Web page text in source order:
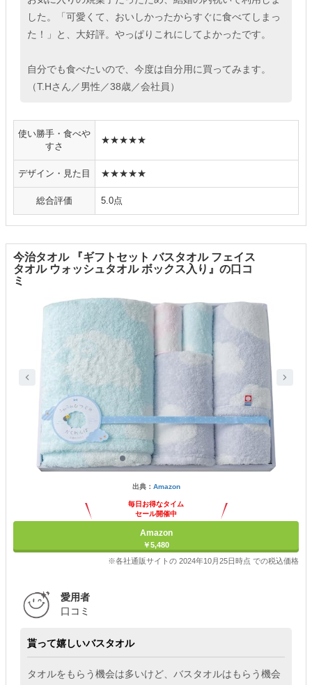
した。「可愛くて、おいしかったからすぐに食べてしまっ
た！」と、大好評。やっぱりこれにしてよかったです。
自分でも食べたいので、今度は自分用に買ってみます。
（T.Hさん／男性／38歳／会社員）
使い勝手・食べや
すさ
★★★★★
デザイン・見た目 ★★★★★
総合評価 5.0点
今治タオル 『ギフトセット バスタオル フェイス
タオル ウォッシュタオル ボックス入り』の口コ
ミ
出典： Amazon
毎日お得なタイム
セール開催中
Amazon
￥5,480
※各社通販サイトの 2024年10月25日時点 での税込価格
愛用者
口コミ
貰って嬉しいバスタオル
タオルをもらう機会は多いけど、バスタオルはもらう機会